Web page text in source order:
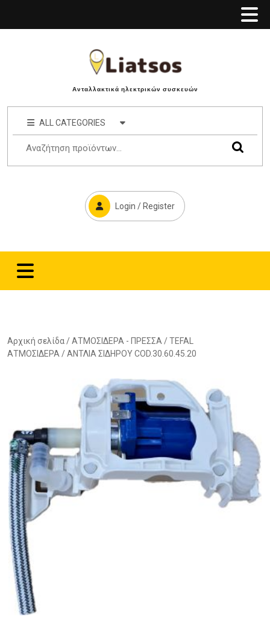
Ανταλλακτικά ηλεκτρικών συσκευών
ALL CATEGORIES
Login / Register
Αρχική σελίδα /ΑΤΜΟΣΙΔΕΡΑ - ΠΡΕΣΣΑ /TEFAL
ΑΤΜΟΣΙΔΕΡΑ / ΑΝΤΛΙΑ ΣΙΔΗΡΟΥ COD.30.60.45.20